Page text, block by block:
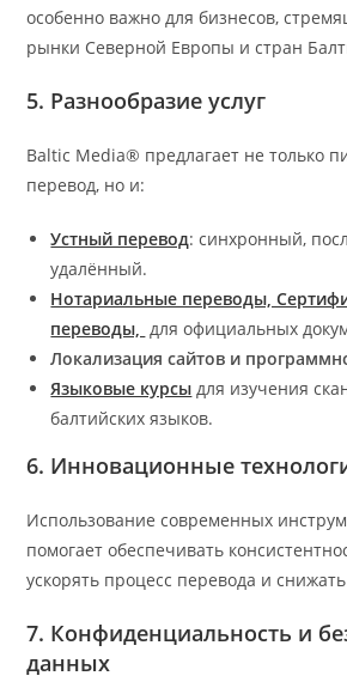
особенно важно для бизнесов,
рынки Северной Европы и стран
5. Разнообразие услуг
Baltic Media® предлагает не только
перевод, но и:
Устный перевод: синхронный,
удалённый.
Нотариальные переводы,
переводы,
для официальных
Локализация сайтов и
Языковые курсы для изучения
балтийских языков.
6. Инновационные
Использование современных
помогает обеспечивать
ускорять процесс перевода и
7. Конфиденциальность и
данных